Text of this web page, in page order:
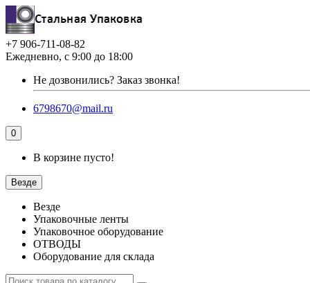
+7 906-711-08-82
Ежедневно, с 9:00 до 18:00
Не дозвонились? Заказ звонка!
6798670@mail.ru
0
В корзине пусто!
Везде
Везде
Упаковочные ленты
Упаковочное оборудование
ОТВОДЫ
Оборудование для склада